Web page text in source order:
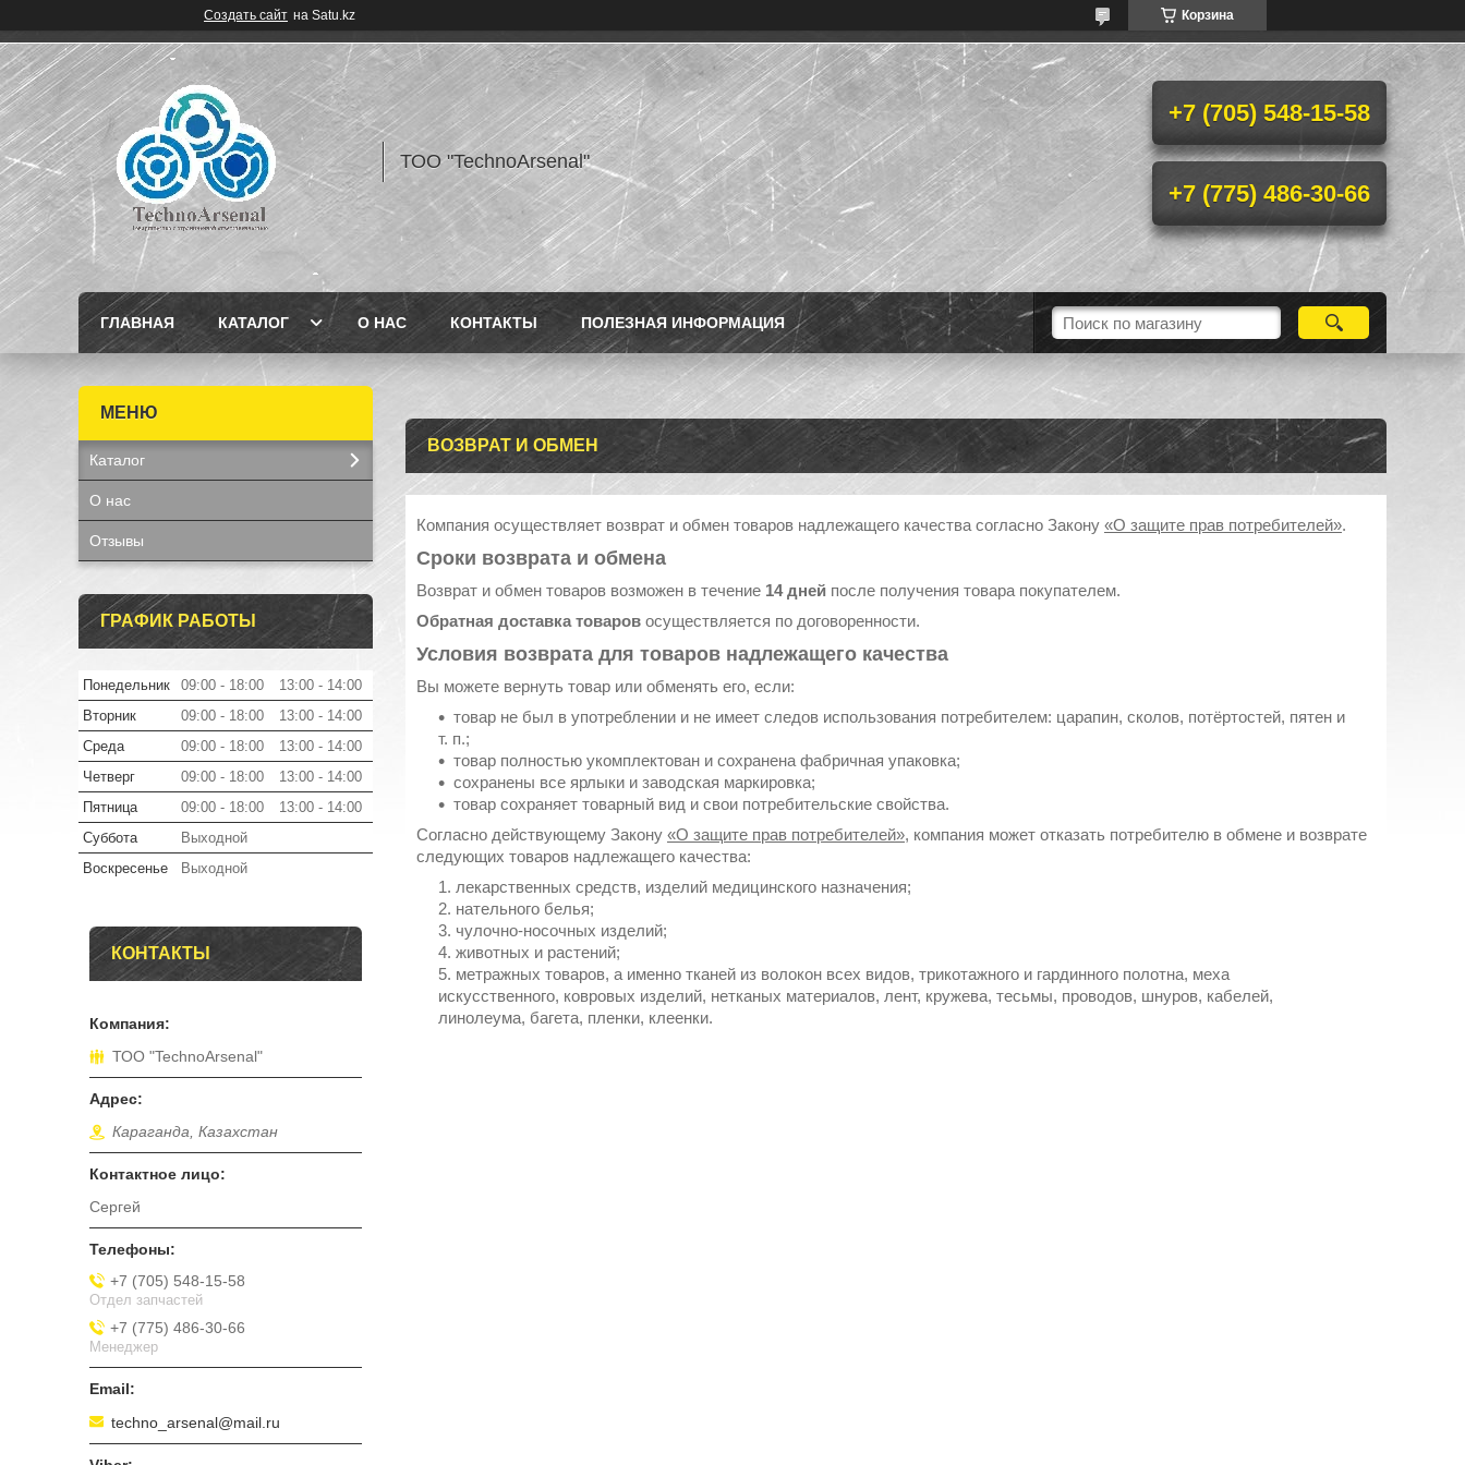
Создать сайт на Satu.kz Корзина
ТОО "TechnoArsenal"
+7 (705) 548-15-58
+7 (775) 486-30-66
ГЛАВНАЯ КАТАЛОГ О НАС КОНТАКТЫ ПОЛЕЗНАЯ ИНФОРМАЦИЯ
ВОЗВРАТ И ОБМЕН
Компания осуществляет возврат и обмен товаров надлежащего качества согласно Закону «О защите прав потребителей».
Сроки возврата и обмена
Возврат и обмен товаров возможен в течение 14 дней после получения товара покупателем.
Обратная доставка товаров осуществляется по договоренности.
Условия возврата для товаров надлежащего качества
Вы можете вернуть товар или обменять его, если:
товар не был в употреблении и не имеет следов использования потребителем: царапин, сколов, потёртостей, пятен и
т. п.;
товар полностью укомплектован и сохранена фабричная упаковка;
сохранены все ярлыки и заводская маркировка;
товар сохраняет товарный вид и свои потребительские свойства.
Согласно действующему Закону «О защите прав потребителей», компания может отказать потребителю в обмене и возврате
следующих товаров надлежащего качества:
лекарственных средств, изделий медицинского назначения;
нательного белья;
чулочно-носочных изделий;
животных и растений;
метражных товаров, а именно тканей из волокон всех видов, трикотажного и гардинного полотна, меха
искусственного, ковровых изделий, нетканых материалов, лент, кружева, тесьмы, проводов, шнуров, кабелей,
линолеума, багета, пленки, клеенки.
Каталог
О нас
Отзывы
ГРАФИК РАБОТЫ
Понедельник 09:00 18:00 13:00
14:00
Вторник
09:00 18:00 13:00
14:00
Среда
09:00 18:00 13:00
14:00
Четверг
09:00 18:00 13:00
14:00
Пятница
09:00 18:00 13:00
14:00
Суббота
Выходной
Воскресенье
Выходной
КОНТАКТЫ
ТОО "TechnoArsenal"
Караганда, Казахстан
Сергей
+7 (705) 548-15-58
Отдел запчастей
+7 (775) 486-30-66
Менеджер
techno_arsenal@mail.ru